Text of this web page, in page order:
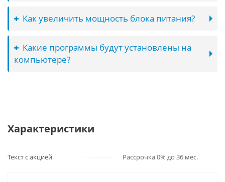
Как увеличить мощность блока питания?
Какие программы будут установлены на
компьютере?
Характеристики
Текст с акцией Рассрочка 0% до 36 мес.